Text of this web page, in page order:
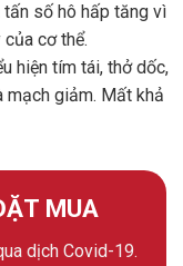
tấn số hô hấp tăng vì
cơ thể.
hiện tím tái, thở dốc,
mạch giảm. Mất khả
MUA
dịch Covid-19.